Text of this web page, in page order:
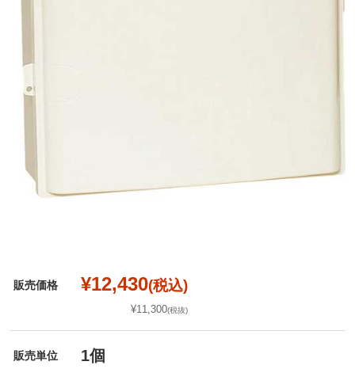
販売価格 ¥12,430(税込)
¥11,300(税抜)
販売単位 1個